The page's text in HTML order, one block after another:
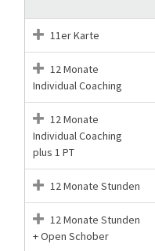
11er Karte
12 Monate
Individual Coaching
12 Monate
Individual Coaching
plus 1 PT
12 Monate Stunden
12 Monate Stunden
+ Open Schober